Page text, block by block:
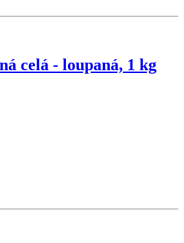
celá - loupaná, 1 kg